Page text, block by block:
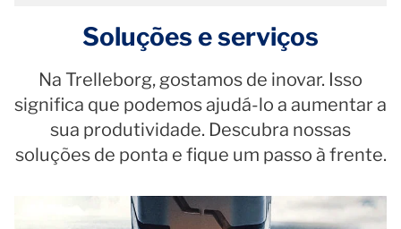
Soluções e serviços
Na Trelleborg, gostamos de inovar. Isso
significa que podemos ajudá-lo a aumentar a
sua produtividade. Descubra nossas
soluções de ponta e fique um passo à frente.